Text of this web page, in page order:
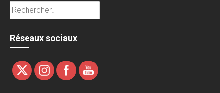
Rechercher :
Réseaux sociaux